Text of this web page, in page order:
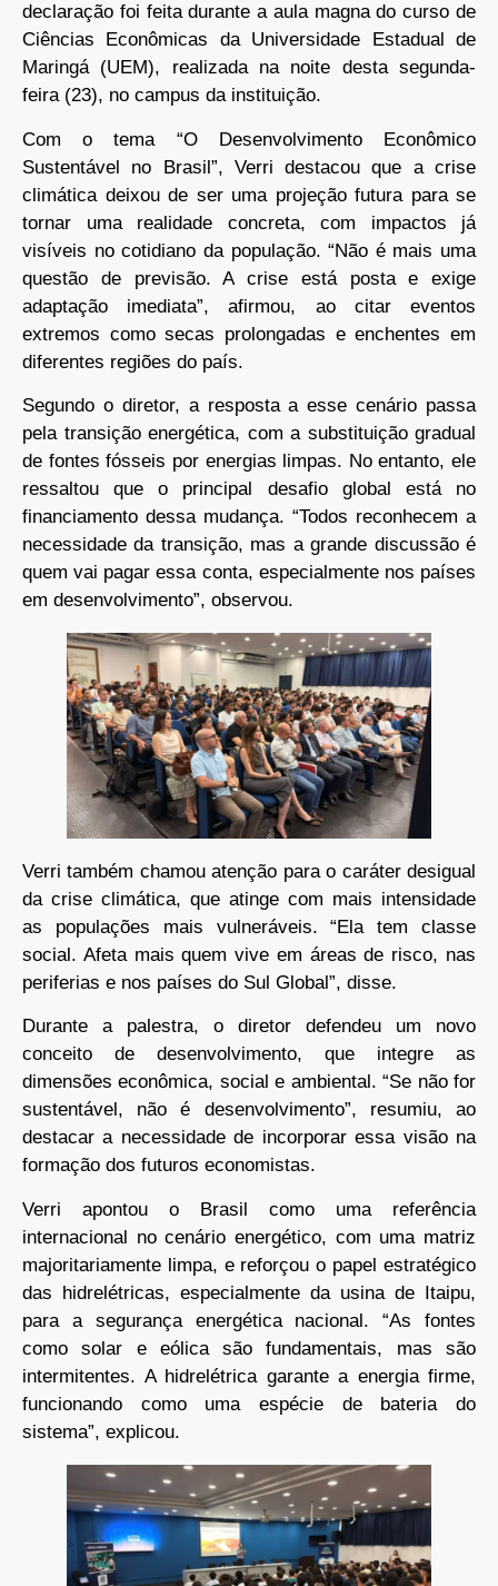
declaração foi feita durante a aula magna do curso de
Ciências Econômicas da Universidade Estadual de
Maringá (UEM), realizada na noite desta segunda-
feira (23), no campus da instituição.
Com o tema “O Desenvolvimento Econômico
Sustentável no Brasil”, Verri destacou que a crise
climática deixou de ser uma projeção futura para se
tornar uma realidade concreta, com impactos já
visíveis no cotidiano da população. “Não é mais uma
questão de previsão. A crise está posta e exige
adaptação imediata”, afirmou, ao citar eventos
extremos como secas prolongadas e enchentes em
diferentes regiões do país.
Segundo o diretor, a resposta a esse cenário passa
pela transição energética, com a substituição gradual
de fontes fósseis por energias limpas. No entanto, ele
ressaltou que o principal desafio global está no
financiamento dessa mudança. “Todos reconhecem a
necessidade da transição, mas a grande discussão é
quem vai pagar essa conta, especialmente nos países
em desenvolvimento”, observou.
Verri também chamou atenção para o caráter desigual
da crise climática, que atinge com mais intensidade
as populações mais vulneráveis. “Ela tem classe
social. Afeta mais quem vive em áreas de risco, nas
periferias e nos países do Sul Global”, disse.
Durante a palestra, o diretor defendeu um novo
conceito de desenvolvimento, que integre as
dimensões econômica, social e ambiental. “Se não for
sustentável, não é desenvolvimento”, resumiu, ao
destacar a necessidade de incorporar essa visão na
formação dos futuros economistas.
Verri apontou o Brasil como uma referência
internacional no cenário energético, com uma matriz
majoritariamente limpa, e reforçou o papel estratégico
das hidrelétricas, especialmente da usina de Itaipu,
para a segurança energética nacional. “As fontes
como solar e eólica são fundamentais, mas são
intermitentes. A hidrelétrica garante a energia firme,
funcionando como uma espécie de bateria do
sistema”, explicou.